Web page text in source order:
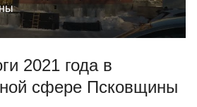
2021 года в
сфере Псковщины